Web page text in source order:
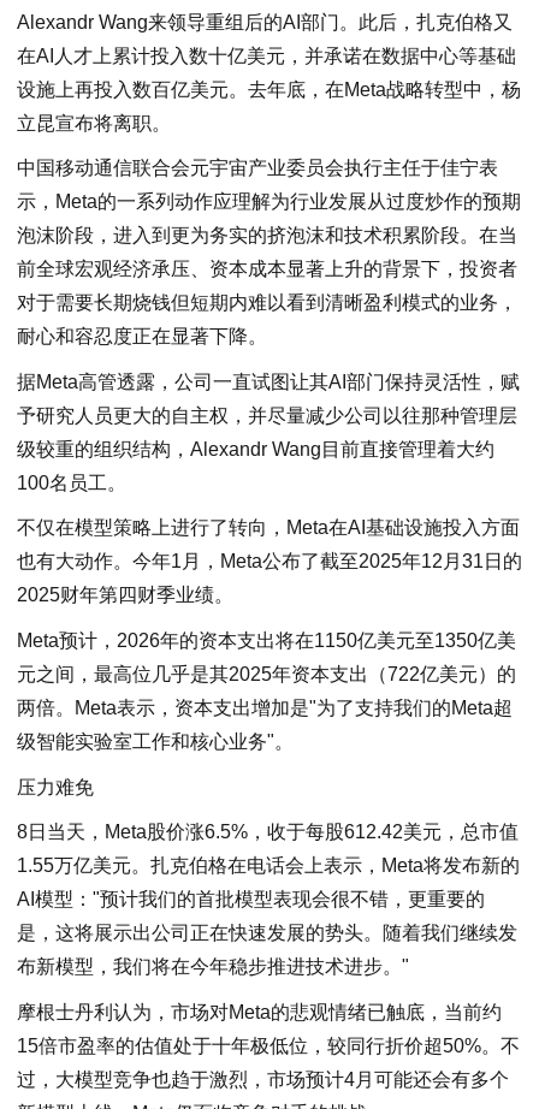
Alexandr Wang来领导重组后的AI部门。此后，扎克伯格又
在AI人才上累计投入数十亿美元，并承诺在数据中心等基础
设施上再投入数百亿美元。去年底，在Meta战略转型中，杨
立昆宣布将离职。
中国移动通信联合会元宇宙产业委员会执行主任于佳宁表
示，Meta的一系列动作应理解为行业发展从过度炒作的预期
泡沫阶段，进入到更为务实的挤泡沫和技术积累阶段。在当
前全球宏观经济承压、资本成本显著上升的背景下，投资者
对于需要长期烧钱但短期内难以看到清晰盈利模式的业务，
耐心和容忍度正在显著下降。
据Meta高管透露，公司一直试图让其AI部门保持灵活性，赋
予研究人员更大的自主权，并尽量减少公司以往那种管理层
级较重的组织结构，Alexandr Wang目前直接管理着大约
100名员工。
不仅在模型策略上进行了转向，Meta在AI基础设施投入方面
也有大动作。今年1月，Meta公布了截至2025年12月31日的
2025财年第四财季业绩。
Meta预计，2026年的资本支出将在1150亿美元至1350亿美
元之间，最高位几乎是其2025年资本支出（722亿美元）的
两倍。Meta表示，资本支出增加是"为了支持我们的Meta超
级智能实验室工作和核心业务"。
压力难免
8日当天，Meta股价涨6.5%，收于每股612.42美元，总市值
1.55万亿美元。扎克伯格在电话会上表示，Meta将发布新的
AI模型："预计我们的首批模型表现会很不错，更重要的
是，这将展示出公司正在快速发展的势头。随着我们继续发
布新模型，我们将在今年稳步推进技术进步。"
摩根士丹利认为，市场对Meta的悲观情绪已触底，当前约
15倍市盈率的估值处于十年极低位，较同行折价超50%。不
过，大模型竞争也趋于激烈，市场预计4月可能还会有多个